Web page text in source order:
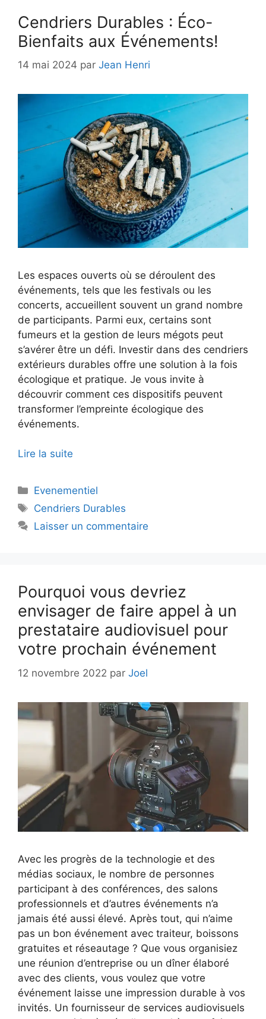
Cendriers Durables : Éco-
Bienfaits aux Événements!
14 mai 2024 par Jean Henri
Les espaces ouverts où se déroulent des
événements, tels que les festivals ou les
concerts, accueillent souvent un grand nombre
de participants. Parmi eux, certains sont
fumeurs et la gestion de leurs mégots peut
s’avérer être un défi. Investir dans des cendriers
extérieurs durables offre une solution à la fois
écologique et pratique. Je vous invite à
découvrir comment ces dispositifs peuvent
transformer l’empreinte écologique des
événements.
Lire la suite
Catégories
Evenementiel
Étiquettes
Cendriers Durables
Laisser un commentaire
Pourquoi vous devriez
envisager de faire appel à un
prestataire audiovisuel pour
votre prochain événement
12 novembre 2022 par Joel
Avec les progrès de la technologie et des
médias sociaux, le nombre de personnes
participant à des conférences, des salons
professionnels et d’autres événements n’a
jamais été aussi élevé. Après tout, qui n’aime
pas un bon événement avec traiteur, boissons
gratuites et réseautage ? Que vous organisiez
une réunion d’entreprise ou un dîner élaboré
avec des clients, vous voulez que votre
événement laisse une impression durable à vos
invités. Un fournisseur de services audiovisuels